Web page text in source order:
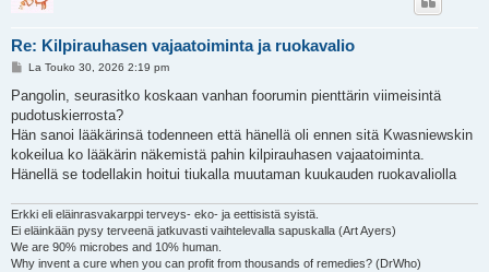
Re: Kilpirauhasen vajaatoiminta ja ruokavalio
V
e
t
i
La Touko 30, 2026 2:19 pm
Pangolin, seurasitko koskaan vanhan foorumin pienttärin viimeisintä
pudotuskierrosta?
Hän sanoi lääkärinsä todenneen että hänellä oli ennen sitä Kwasniewskin
kokeilua ko lääkärin näkemistä pahin kilpirauhasen vajaatoiminta.
Hänellä se todellakin hoitui tiukalla muutaman kuukauden ruokavaliolla
Erkki eli eläinrasvakarppi terveys- eko- ja eettisistä syistä.
Ei eläinkään pysy terveenä jatkuvasti vaihtelevalla sapuskalla (Art Ayers)
We are 90% microbes and 10% human.
Why invent a cure when you can profit from thousands of remedies? (DrWho)